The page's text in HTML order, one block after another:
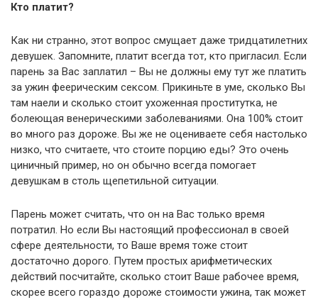
Кто платит?
Как ни странно, этот вопрос смущает даже тридцатилетних
девушек. Запомните, платит всегда тот, кто пригласил. Если
парень за Вас заплатил – Вы не должны ему тут же платить
за ужин феерическим сексом. Прикиньте в уме, сколько Вы
там наели и сколько стоит ухоженная проститутка, не
болеющая венерическими заболеваниями. Она 100% стоит
во много раз дороже. Вы же не оцениваете себя настолько
низко, что считаете, что стоите порцию еды? Это очень
циничный пример, но он обычно всегда помогает
девушкам в столь щепетильной ситуации.
Парень может считать, что он на Вас только время
потратил. Но если Вы настоящий профессионал в своей
сфере деятельности, то Ваше время тоже стоит
достаточно дорого. Путем простых арифметических
действий посчитайте, сколько стоит Ваше рабочее время,
скорее всего гораздо дороже стоимости ужина, так может